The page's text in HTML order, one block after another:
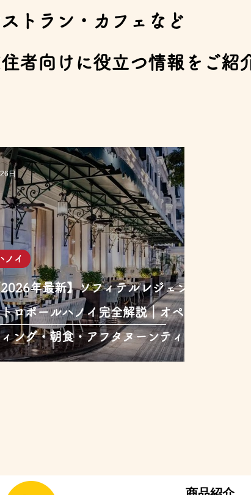
トラン・カフェなど
者向けに役立つ情報をご紹
事
事
件の記事
記事
記事
年最新】ソフィテルレジェンド
ロポールハノイ完全解説｜オペラ
ング・朝食・アフタヌーンティー
歴史まで
ノイ
日